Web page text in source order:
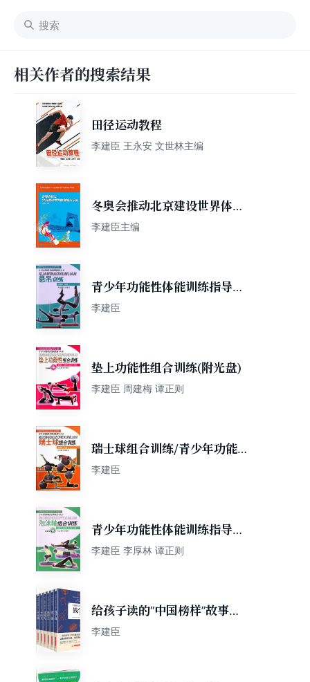
相关作者的搜索结果
田径运动教程
李建臣 王永安 文世林主编
冬奥会推动北京建设世界体育
城市研究
李建臣主编
青少年功能性体能训练指导丛
书:悬吊训练
李建臣
垫上功能性组合训练(附光盘)
李建臣 周建梅 谭正则
瑞士球组合训练/青少年功能性
体能训练指导丛书
李建臣
青少年功能性体能训练指导丛
书：泡沫轴组合训练
李建臣 李厚林 谭正则
给孩子读的“中国榜样”故事丛
书
李建臣